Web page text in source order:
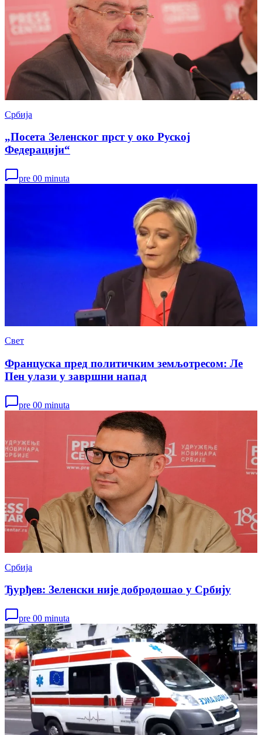
Србија
„Посета Зеленског прст у око Руској
Федерацији“
pre 00 minuta
Свет
Француска пред политичким земљотресом: Ле
Пен улази у завршни напад
pre 00 minuta
Србија
Ђурђев: Зеленски није добродошао у Србију
pre 00 minuta